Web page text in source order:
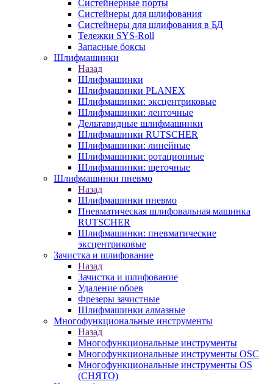
Систейнерные порты
Систейнеры для шлифования
Систейнеры для шлифования в БД
Тележки SYS-Roll
Запасные боксы
Шлифмашинки
Назад
Шлифмашинки
Шлифмашинки PLANEX
Шлифмашинки: эксцентриковые
Шлифмашинки: ленточные
Дельтавидные шлифмашинки
Шлифмашинки RUTSCHER
Шлифмашинки: линейные
Шлифмашинки: ротационные
Шлифмашинки: щеточные
Шлифмашинки пневмо
Назад
Шлифмашинки пневмо
Пневматическая шлифовальная машинка
RUTSCHER
Шлифмашинки: пневматические
эксцентриковые
Зачистка и шлифование
Назад
Зачистка и шлифование
Удаление обоев
Фрезеры зачистные
Шлифмашинки алмазные
Многофункциональные инструменты
Назад
Многофункциональные инструменты
Многофункциональные инструменты OSC
Многофункциональные инструменты OS
(СНЯТО)